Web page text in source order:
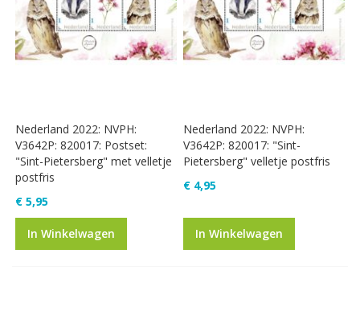
Nederland 2022: NVPH:
V3642P: 820017: Postset:
"Sint-Pietersberg" met velletje
postfris
€ 5,95
In Winkelwagen
Nederland 2022: NVPH:
V3642P: 820017: "Sint-
Pietersberg" velletje postfris
€ 4,95
In Winkelwagen